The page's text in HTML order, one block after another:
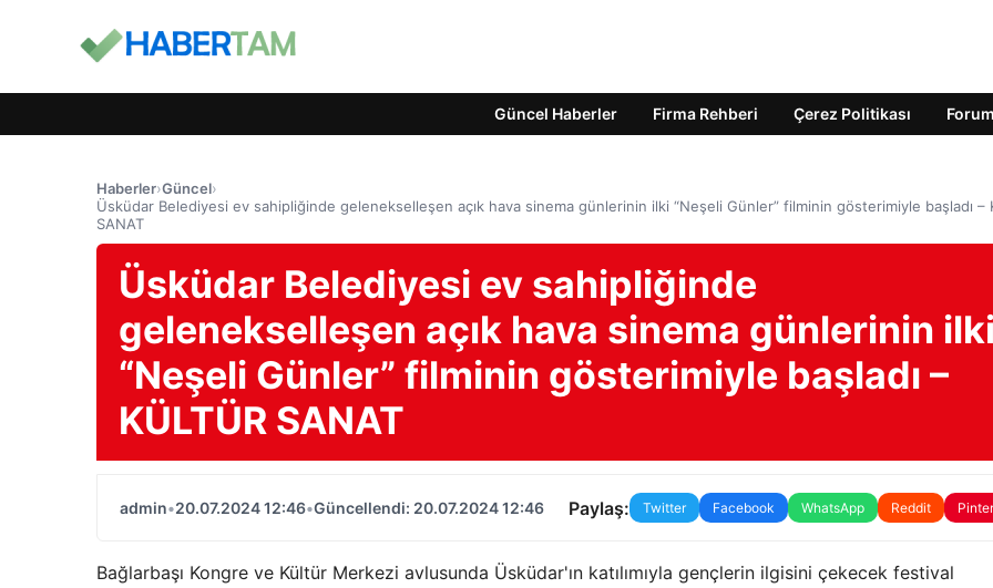
Güncel Haberler Firma Rehberi Çerez Politikası Forum
Haberler›Güncel›
Üsküdar Belediyesi ev sahipliğinde gelenekselleşen açık hava sinema günlerinin ilki “Neşeli Günler” filminin gösterimiyle başladı –
SANAT
Üsküdar Belediyesi ev sahipliğinde
gelenekselleşen açık hava sinema günlerinin ilki
“Neşeli Günler” filminin gösterimiyle başladı –
KÜLTÜR SANAT
admin•20.07.2024 12:46•Güncellendi: 20.07.2024 12:46 Paylaş: Twitter Facebook WhatsApp Reddit
Bağlarbaşı Kongre ve Kültür Merkezi avlusunda Üsküdar'ın katılımıyla gençlerin ilgisini çekecek festival